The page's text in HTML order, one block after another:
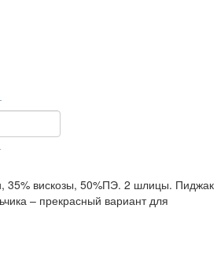
35% вискозы, 50%ПЭ. 2 шлицы. Пиджак
– прекрасный вариант для